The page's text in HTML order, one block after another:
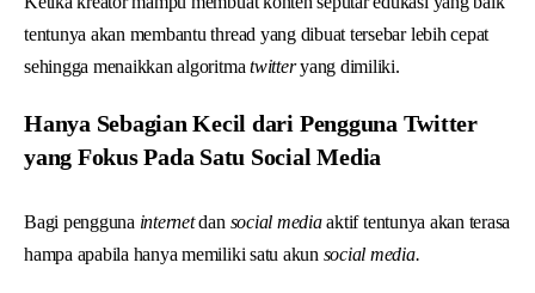
tentunya akan membantu thread yang dibuat tersebar lebih cepat
sehingga menaikkan algoritmatwitteryang dimiliki.
Hanya Sebagian Kecil dari Pengguna Twitter
yang Fokus Pada Satu Social Media
Bagi pengguna internetdan social mediaaktif tentunya akan terasa
hampa apabila hanya memiliki satu akun social media.